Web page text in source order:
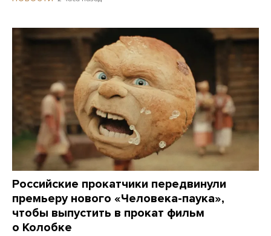
Российские прокатчики передвинули
премьеру нового «Человека-паука»,
чтобы выпустить в прокат фильм
о Колобке